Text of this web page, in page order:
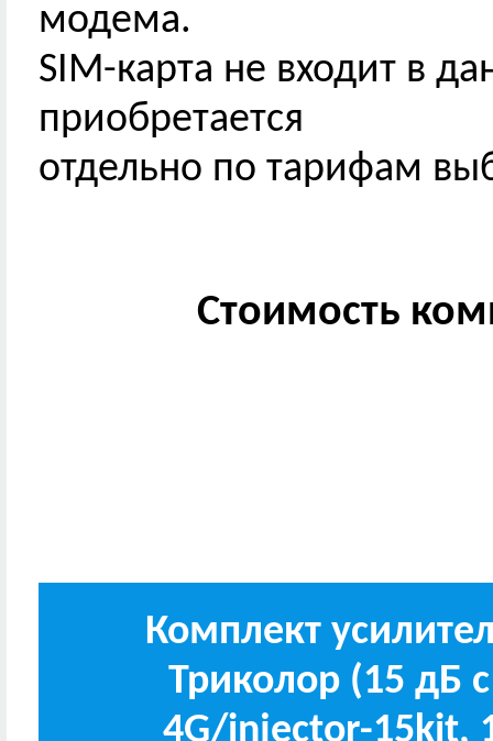
модема.
SIM-карта не входит в
приобретается
отдельно по тарифам
Стоимость
Комплект
Триколор (15 дБ
4G/injector-15kit,